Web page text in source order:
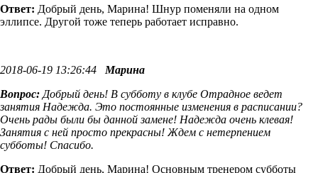
Ответ: Добрый день, Марина! Шнур поменяли на одном
эллипсе. Другой тоже теперь работает исправно.
2018-06-19 13:26:44 Марина
Вопрос: Добрый день! В субботу в клубе Отрадное ведет
занятия Надежда. Это постоянные изменения в расписании?
Очень рады были бы данной замене! Надежда очень клевая!
Занятия с ней просто прекрасны! Ждем с нетерпением
субботы! Спасибо.
Ответ: Добрый день, Марина! Основным тренером субботы